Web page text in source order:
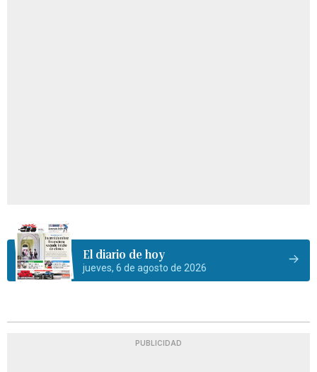
El diario de hoy
jueves, 6 de agosto de 2026
PUBLICIDAD